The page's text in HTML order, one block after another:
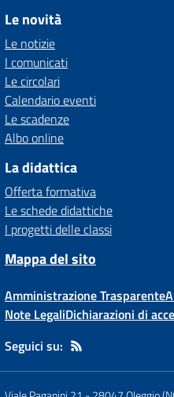
Le novità
Le notizie
I comunicati
Le circolari
Calendario eventi
Le scadenze
Albo online
La didattica
Offerta formativa
Le schede didattiche
I progetti delle classi
Mappa del sito
Amministrazione Trasparente
Note LegaliDichiarazioni di
Seguici su: